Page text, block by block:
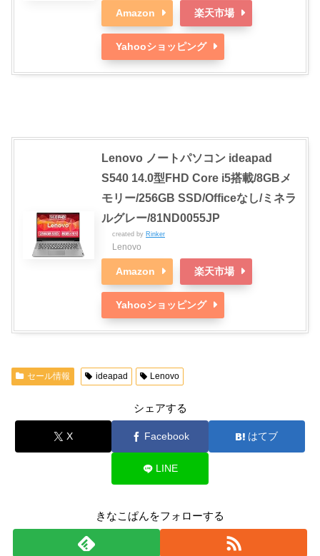
Amazon 楽天市場
Yahooショッピング
Lenovo ノートパソコン ideapad
S540 14.0型FHD Core i5搭載/8GBメ
モリー/256GB SSD/Officeなし/ミネラ
ルグレー/81ND0055JP
created by Rinker
Lenovo
Amazon 楽天市場
Yahooショッピング
セール情報 ideapad Lenovo
シェアする
X Facebook はてブ
LINE
きなこぱんをフォローする